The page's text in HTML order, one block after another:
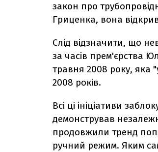
закон про
Гриценка, вона
Слід відзначити, що
за часів прем'єрства
травня 2008 року, яка
2008 років.
Всі ці ініціативи
демонстрував
продовжили тренд
ручний режим. Яким